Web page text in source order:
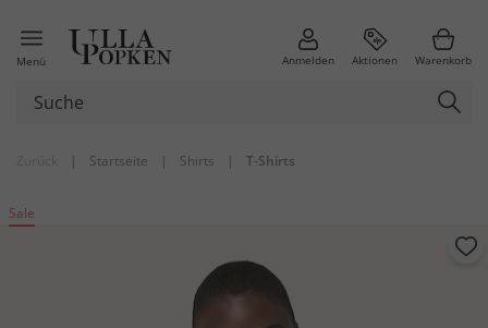
Menü Anmelden Aktionen Warenkorb
| Startseite | Shirts | T-Shirts
Sale